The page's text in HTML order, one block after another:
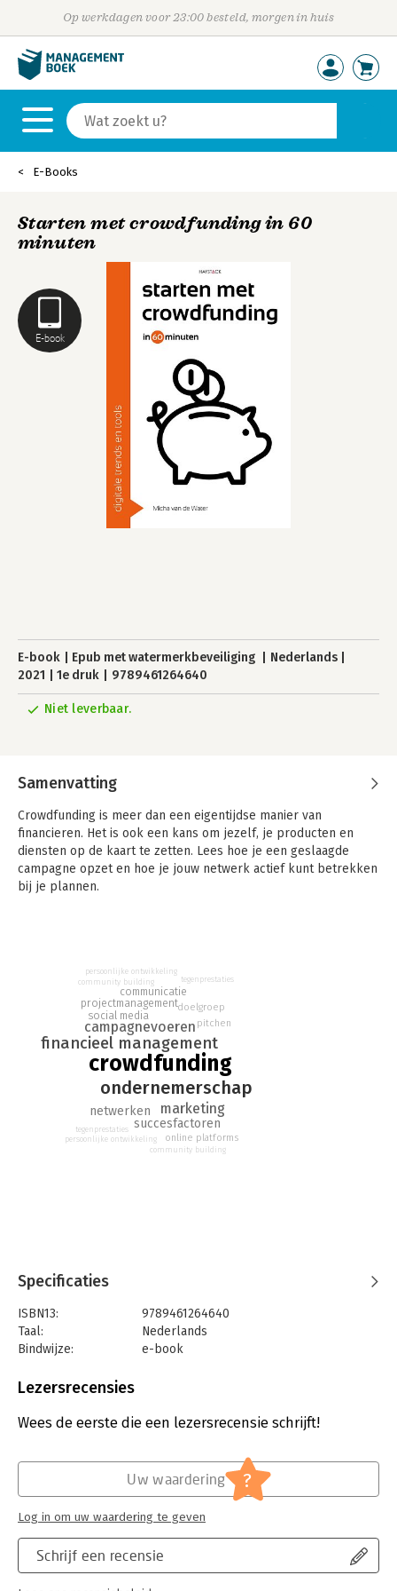
Op werkdagen voor 23:00 besteld, morgen in huis
E-Books
E-book
Starten met crowdfunding in 60
minuten
E-book Epub met watermerkbeveiliging
Nederlands
2021
1e druk 9789461264640
Niet leverbaar.
Samenvatting
Crowdfunding is meer dan een eigen­tijdse manier van
financieren. Het is ook een kans om jezelf, je producten en
diensten op de kaart te zetten. Lees hoe je een geslaagde
campagne opzet en hoe je jouw netwerk actief kunt betrekken
bij je plannen.
rewardcampagnes en werkt voor ondernemers, de cultuur­
sector en burgerinitiatieven.
Weinig tijd, maar veel ambities? Informeer jezelf snel en
grondig met de boeken in de 60-minutenserie.
crowdfunding
ondernemerschap
financieel management
campagnevoeren
marketing
succesfactoren
netwerken
social media
projectmanagement
communicatie
doelgroep
pitchen
online platforms
community building
persoonlijke ontwikkeling
tegenprestaties
community building
persoonlijke ontwikkeling
tegenprestaties
Specificaties
ISBN13:
9789461264640
Taal:
Nederlands
Bindwijze:
e-book
Bestandsformaat:
Uitgever:
Uitgeverij Haystack
Serie: Digitale trends en tools in 60 minuten
Lezersrecensies
Wees de eerste die een lezersrecensie schrijft!
Schrijf een recensie
Uw waardering ?
Log in om uw waardering te geven